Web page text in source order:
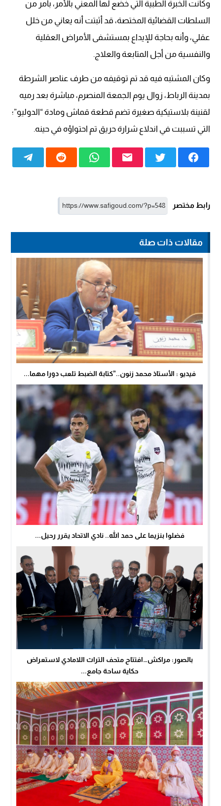
وكانت الخبرة الطبية التي خضع لها المعني بالأمر، بأمر من
السلطات القضائية المختصة، قد أثبتت أنه يعاني من خلل
عقلي، وأنه بحاجة للإيداع بمستشفى الأمراض العقلية
والنفسية من أجل المتابعة والعلاج.
وكان المشتبه فيه قد تم توقيفه من طرف عناصر الشرطة
بمدينة الرباط، زوال يوم الجمعة المنصرم، مباشرة بعد رميه
لقنينة بلاستيكية صغيرة تضم قطعة قماش ومادة “الدوليو”؛
التي تسببت في اندلاع شرارة حريق تم احتواؤه في حينه.
رابط مختصر
مقالات ذات صلة
فيديو : الأستاذ محمد زنون..”كتابة الضبط تلعب دورا مهما...
فضلوا بنزيما على حمد الله.. نادي الاتحاد يقرر رحيل...
بالصور: مراكش…افتتاح متحف التراث اللامادي لاستعراض
حكاية ساحة جامع...